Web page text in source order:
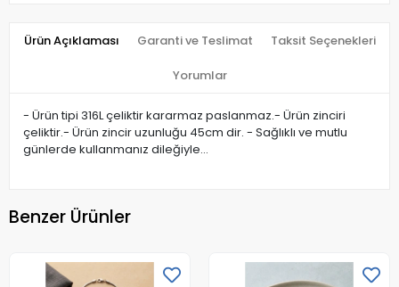
Ürün Açıklaması Garanti ve Teslimat Taksit Seçenekleri
Yorumlar
- Ürün tipi 316L çeliktir kararmaz paslanmaz.- Ürün zinciri
çeliktir.- Ürün zincir uzunluğu 45cm dir. - Sağlıklı ve mutlu
günlerde kullanmanız dileğiyle…
Benzer Ürünler